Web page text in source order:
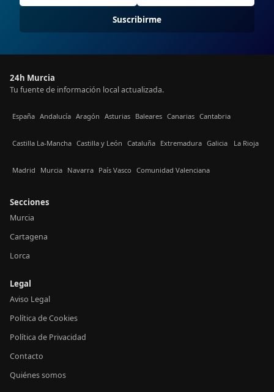
Suscribirme
24h Murcia
Tu fuente de información local actualizada.
España Andalucía Aragón Asturias Baleares Canarias Cantabria
Castilla La-Mancha Castilla y León Cataluña Extremadura Galicia La Rioja
Madrid Murcia Navarra País Vasco Comunidad Valenciana
Secciones
Murcia
Cartagena
Lorca
Legal
Aviso Legal
Política de Cookies
Política de Privacidad
Contacto
Quiénes somos